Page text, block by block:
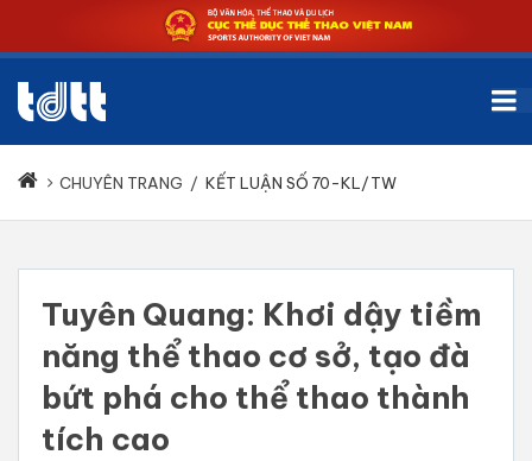
CHUYÊN TRANG / KẾT LUẬN SỐ 70-KL/TW
Tuyên Quang: Khơi dậy tiềm
năng thể thao cơ sở, tạo đà
bứt phá cho thể thao thành
tích cao